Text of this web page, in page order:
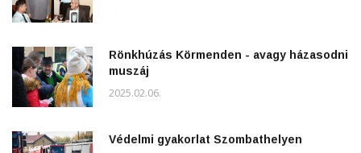
Rönkhúzás Körmenden - avagy házasodni
muszáj
2025.02.06.
Védelmi gyakorlat Szombathelyen